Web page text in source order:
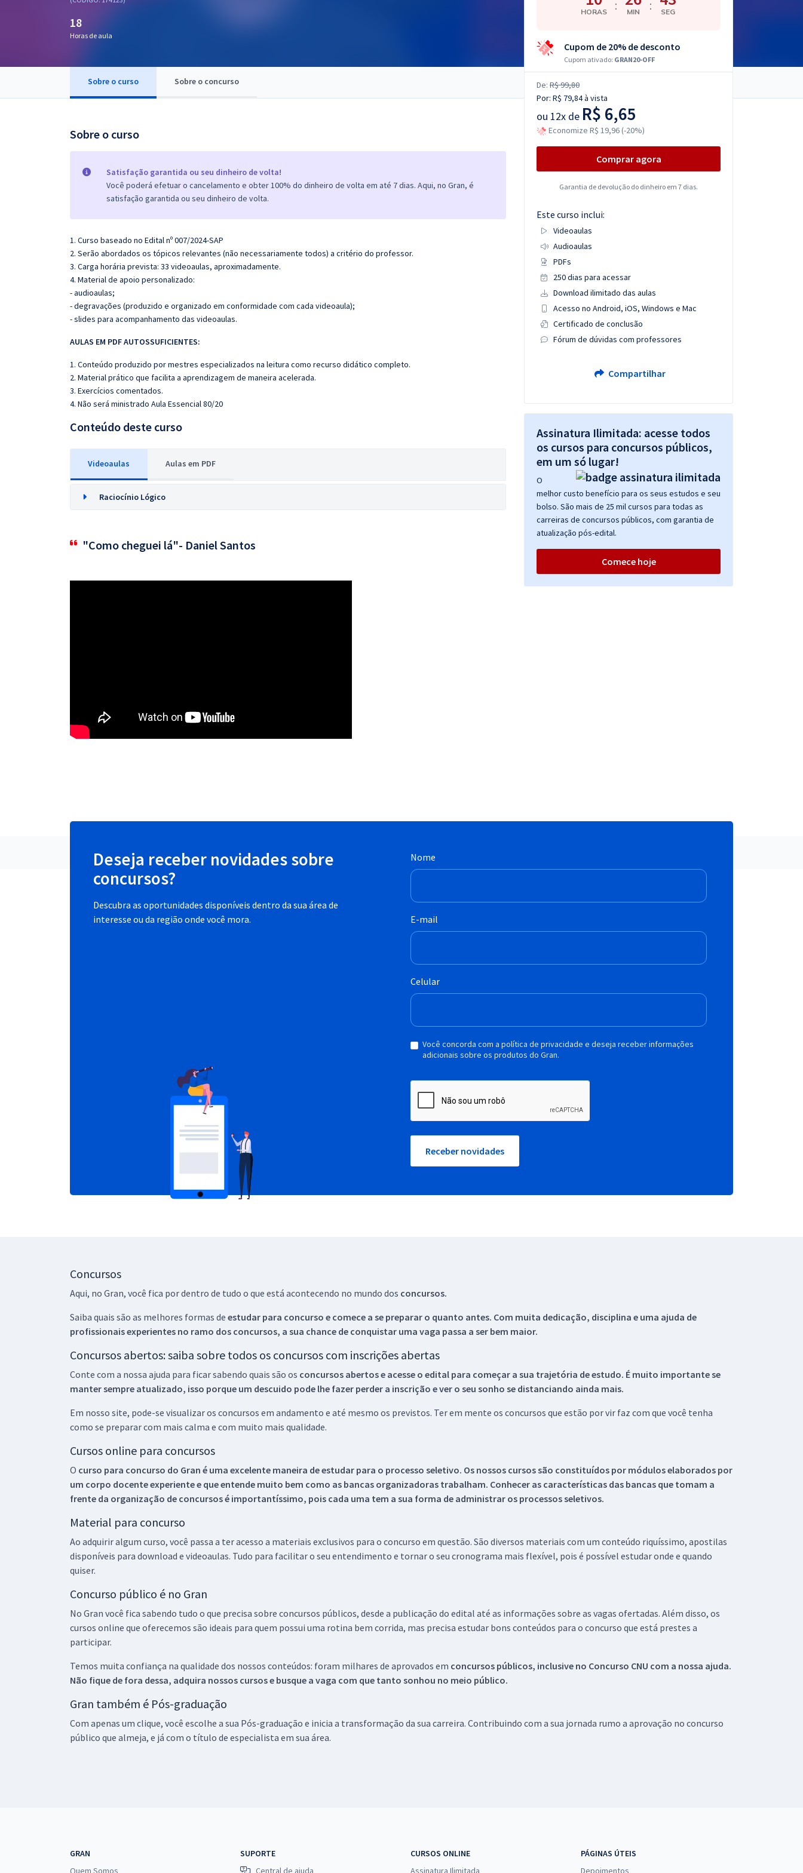
OAB
18
Horas de aula
Sobre o curso Sobre o concurso
Sobre o curso
Satisfação garantida ou seu dinheiro de volta!
Você poderá efetuar o cancelamento e obter 100% do dinheiro de volta em até 7 dias. Aqui, no Gran, é
satisfação garantida ou seu dinheiro de volta.
1. Curso baseado no Edital nº 007/2024-SAP
2. Serão abordados os tópicos relevantes (não necessariamente todos) a critério do professor.
3. Carga horária prevista: 33 videoaulas, aproximadamente.
4. Material de apoio personalizado:
- audioaulas;
- degravações (produzido e organizado em conformidade com cada videoaula);
- slides para acompanhamento das videoaulas.
AULAS EM PDF AUTOSSUFICIENTES:
1. Conteúdo produzido por mestres especializados na leitura como recurso didático completo.
2. Material prático que facilita a aprendizagem de maneira acelerada.
3. Exercícios comentados.
4. Não será ministrado Aula Essencial 80/20
Conteúdo deste curso
Videoaulas Aulas em PDF
Raciocínio Lógico
"Como cheguei lá"- Daniel Santos
HORAS : MIN : SEG
Cupom de 20% de desconto
Cupom ativado: GRAN20-OFF
De: R$ 99,80
Por: R$ 79,84à vista
ou 12x de R$ 6,65
Economize R$ 19,96 (-20%)
Comprar agora
Garantia de devolução do dinheiro em 7 dias.
Este curso inclui:
Videoaulas
Audioaulas
PDFs
250 dias para acessar
Download ilimitado das aulas
Acesso no Android, iOS, Windows e Mac
Certificado de conclusão
Fórum de dúvidas com professores
Compartilhar
Assinatura Ilimitada: acesse todos
os cursos para concursos públicos,
em um só lugar!
O
melhor custo benefício para os seus estudos e seu
bolso. São mais de 25 mil cursos para todas as
carreiras de concursos públicos, com garantia de
atualização pós-edital.
Comece hoje
Deseja receber novidades sobre
concursos?
Descubra as oportunidades disponíveis dentro da sua área de
interesse ou da região onde você mora.
Nome
E-mail
Celular
Você concorda com a política de privacidade e deseja receber informações
adicionais sobre os produtos do Gran.
Receber novidades
Concursos
Aqui, no Gran, você fica por dentro de tudo o que está acontecendo no mundo dos concursos.
Saiba quais são as melhores formas de estudar para concurso e comece a se preparar o quanto antes. Com muita dedicação, disciplina e uma ajuda de
profissionais experientes no ramo dos concursos, a sua chance de conquistar uma vaga passa a ser bem maior.
Concursos abertos: saiba sobre todos os concursos com inscrições abertas
Conte com a nossa ajuda para ficar sabendo quais são os concursos abertos e acesse o edital para começar a sua trajetória de estudo. É muito importante se
manter sempre atualizado, isso porque um descuido pode lhe fazer perder a inscrição e ver o seu sonho se distanciando ainda mais.
Em nosso site, pode-se visualizar os concursos em andamento e até mesmo os previstos. Ter em mente os concursos que estão por vir faz com que você tenha
como se preparar com mais calma e com muito mais qualidade.
Cursos online para concursos
O curso para concurso do Gran é uma excelente maneira de estudar para o processo seletivo. Os nossos cursos são constituídos por módulos elaborados por
um corpo docente experiente e que entende muito bem como as bancas organizadoras trabalham. Conhecer as características das bancas que tomam a
frente da organização de concursos é importantíssimo, pois cada uma tem a sua forma de administrar os processos seletivos.
Material para concurso
Ao adquirir algum curso, você passa a ter acesso a materiais exclusivos para o concurso em questão. São diversos materiais com um conteúdo riquíssimo, apostilas
disponíveis para download e videoaulas. Tudo para facilitar o seu entendimento e tornar o seu cronograma mais flexível, pois é possível estudar onde e quando
quiser.
Concurso público é no Gran
No Gran você fica sabendo tudo o que precisa sobre concursos públicos, desde a publicação do edital até as informações sobre as vagas ofertadas. Além disso, os
cursos online que oferecemos são ideais para quem possui uma rotina bem corrida, mas precisa estudar bons conteúdos para o concurso que está prestes a
participar.
Temos muita confiança na qualidade dos nossos conteúdos: foram milhares de aprovados em concursos públicos, inclusive no Concurso CNU com a nossa ajuda.
Não fique de fora dessa, adquira nossos cursos e busque a vaga com que tanto sonhou no meio público.
Gran também é Pós-graduação
Com apenas um clique, você escolhe a sua Pós-graduação e inicia a transformação da sua carreira. Contribuindo com a sua jornada rumo a aprovação no concurso
público que almeja, e já com o título de especialista em sua área.
GRAN
Quem Somos
SUPORTE
Central de ajuda
CURSOS ONLINE
Assinatura Ilimitada
PÁGINAS ÚTEIS
Depoimentos